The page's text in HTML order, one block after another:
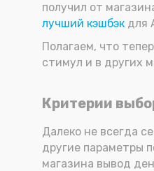
получил от
лучший кэшбэк для
Полагаем, что
стимул и в других
Критерии
Далеко не всегда
другие параметры
магазина вывод